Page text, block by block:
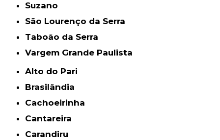
Suzano
São Lourenço da Serra
Taboão da Serra
Vargem Grande Paulista
Alto do Pari
Brasilândia
Cachoeirinha
Cantareira
Carandiru